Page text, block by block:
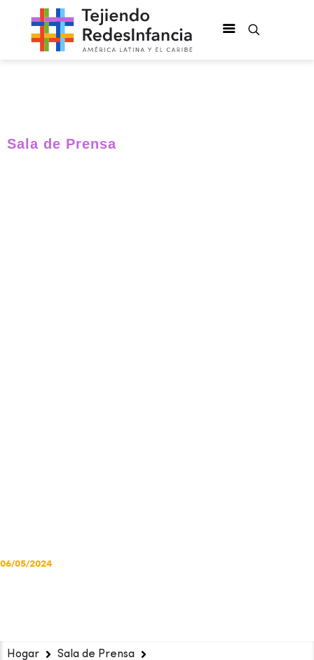
Sala de Prensa
06/05/2024
Hogar
Sala de Prensa